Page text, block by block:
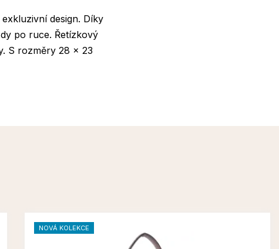
design. Díky
po ruce. Řetízkový
S rozměry 28 x 23
NOVÁ KOLEKCE